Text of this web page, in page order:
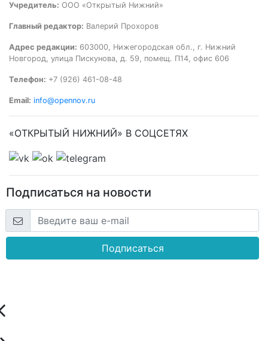
Учредитель: ООО «Открытый Нижний»
Главный редактор: Валерий Прохоров
Адрес редакции: 603000, Нижегородская обл., г. Нижний
Новгород, улица Пискунова, д. 59, помещ. П14, офис 606
Телефон: +7 (926) 461-08-48
Email: info@opennov.ru
«ОТКРЫТЫЙ НИЖНИЙ» В СОЦСЕТЯХ
Подписаться на новости
Подписаться